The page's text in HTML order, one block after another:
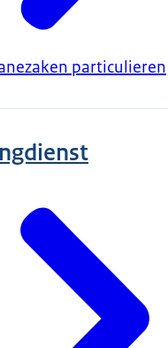
particulieren